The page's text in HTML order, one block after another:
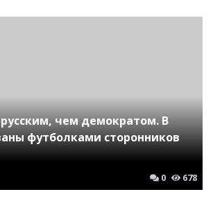
чем демократом. В
футболками сторонников
0 678